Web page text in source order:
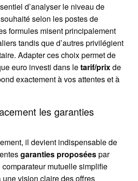
d’analyser le niveau de
souhaité selon les postes de
formules misent principalement
tandis que d’autres privilégient
Adapter ces choix permet de
euro investi dans letarif/prixde
exactement à vos attentes et à
les garanties
il devient indispensable de
garanties proposéespar
mutuelle simplifie
une vision claire des offres